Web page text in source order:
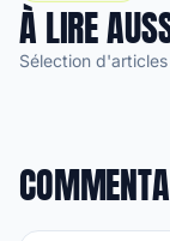
À LIRE
Sélection